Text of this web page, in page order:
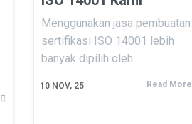
10 NOV, 25
Menggunakan jasa pembuatan
sertifikasi ISO 14001 lebih
banyak dipilih oleh…
Read More